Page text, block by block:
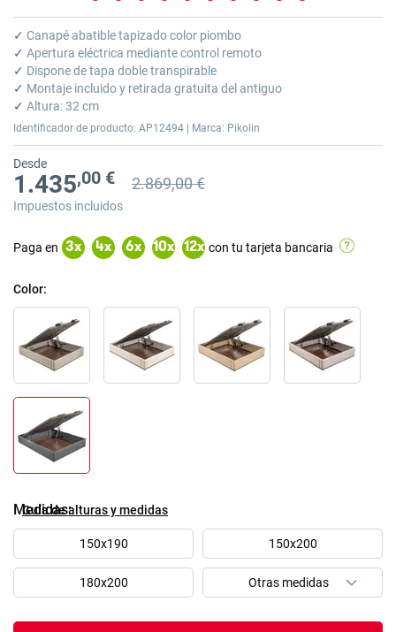
Saltar
al
comienzo
de
la
galería
de
✓ Canapé abatible tapizado color piombo
✓ Apertura eléctrica mediante control remoto
✓ Dispone de tapa doble transpirable
✓ Montaje incluido y retirada gratuita del antiguo
✓ Altura: 32 cm
Identificador de producto: AP12494 | Marca: Pikolin
Desde
1.435,00 € Precio anterior
Precio anterior 2.869,00 €
2.869,00 €
Impuestos incluidos
Paga en 3x 4x 6x 10x 12x con tu tarjeta bancaria
Color
Guía de alturas y medidas
Medidas
150x190 150x200
180x200